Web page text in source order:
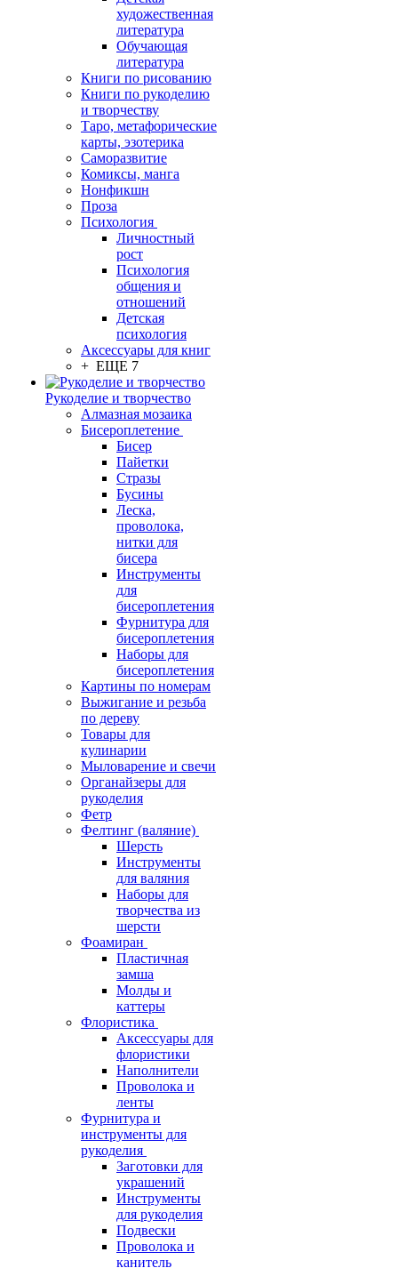
художественная
литература
Обучающая
литература
Книги по рисованию
Книги по рукоделию
и творчеству
Таро, метафорические
карты, эзотерика
Саморазвитие
Комиксы, манга
Нонфикшн
Проза
Психология
Личностный
рост
Психология
общения и
отношений
Детская
психология
Аксессуары для книг
+ ЕЩЕ 7
Рукоделие и творчество
Алмазная мозаика
Бисероплетение
Бисер
Пайетки
Стразы
Бусины
Леска,
проволока,
нитки для
бисера
Инструменты
для
бисероплетения
Фурнитура для
бисероплетения
Наборы для
бисероплетения
Картины по номерам
Выжигание и резьба
по дереву
Товары для
кулинарии
Мыловарение и свечи
Органайзеры для
рукоделия
Фетр
Фелтинг (валяние)
Шерсть
Инструменты
для валяния
Наборы для
творчества из
шерсти
Фоамиран
Пластичная
замша
Молды и
каттеры
Флористика
Аксессуары для
флористики
Наполнители
Проволока и
ленты
Фурнитура и
инструменты для
рукоделия
Заготовки для
украшений
Инструменты
для рукоделия
Подвески
Проволока и
канитель